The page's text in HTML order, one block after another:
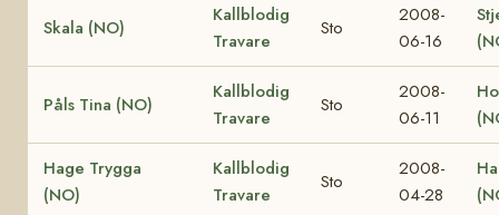
Skala (NO)
Kallblodig
Travare
Sto
2008-
06-16
Påls Tina (NO)
Kallblodig
Travare
Sto
2008-
06-11
Hage Trygga
(NO)
Kallblodig
Travare
Sto
2008-
04-28